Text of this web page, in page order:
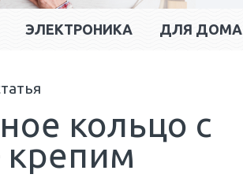
ЭЛЕКТРОНИКА ДЛЯ ДОМА
кольцо с
крепим